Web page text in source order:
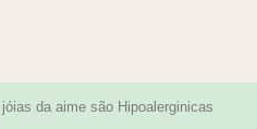
da aime são Hipoalerginicas